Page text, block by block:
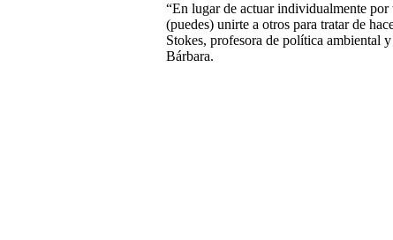
“En lugar de actuar individualmente por
(puedes) unirte a otros para tratar de
Stokes, profesora de política ambiental
Bárbara.